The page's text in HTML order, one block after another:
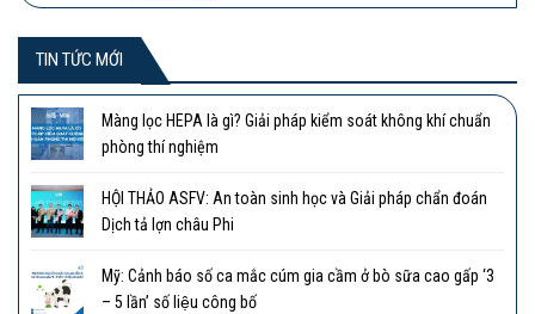
TIN TỨC MỚI
Màng lọc HEPA là gì? Giải pháp kiểm soát không khí chuẩn
phòng thí nghiệm
HỘI THẢO ASFV: An toàn sinh học và Giải pháp chẩn đoán
Dịch tả lợn châu Phi
Mỹ: Cảnh báo số ca mắc cúm gia cầm ở bò sữa cao gấp ‘3
– 5 lần’ số liệu công bố